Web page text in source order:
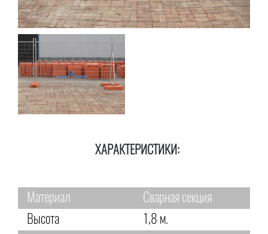
ХАРАКТЕРИСТИКИ:
Материал
Сварная секция
Высота
1,8 м.